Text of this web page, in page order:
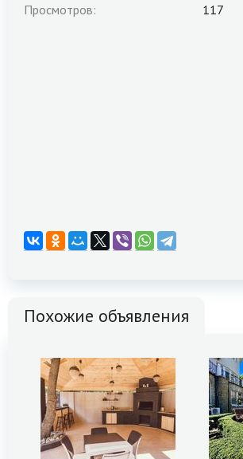
Просмотров:
117
Похожие объявления